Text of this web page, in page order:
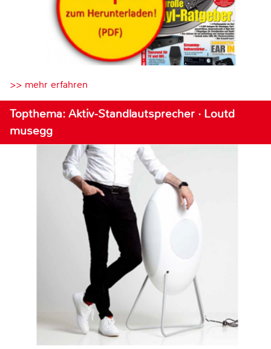
>> mehr erfahren
Topthema: Aktiv-Standlautsprecher · Loutd
musegg